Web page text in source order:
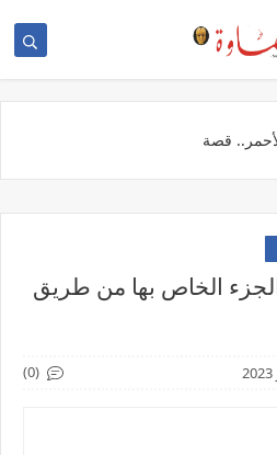
الخاص بها من طريق
(0)